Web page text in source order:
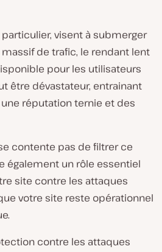
particulier, visent à submerger
de trafic, le rendant lent
pour les utilisateurs
être dévastateur, entrainant
réputation ternie et des
contente pas de filtrer ce
également un rôle essentiel
site contre les attaques
votre site reste opérationnel
contre les attaques